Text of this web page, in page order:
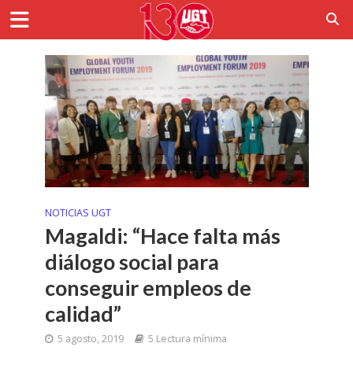
NOTICIAS UGT
Magaldi: “Hace falta más
diálogo social para
conseguir empleos de
calidad”
5 agosto, 2019 5 Lectura mínima